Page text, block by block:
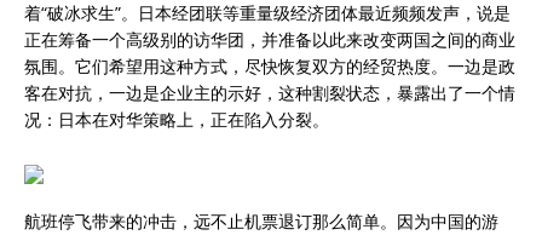
着“破冰求生”。日本经团联等重量级经济团体最近频频发声，说是
正在筹备一个高级别的访华团，并准备以此来改变两国之间的商业
氛围。它们希望用这种方式，尽快恢复双方的经贸热度。一边是政
客在对抗，一边是企业主的示好，这种割裂状态，暴露出了一个情
况：日本在对华策略上，正在陷入分裂。
航班停飞带来的冲击，远不止机票退订那么简单。因为中国的游